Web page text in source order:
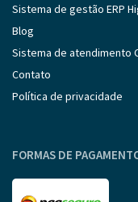
Sistema de gestão ERP
Blog
Sistema de atendimento
Contato
Política de privacidade
FORMAS DE